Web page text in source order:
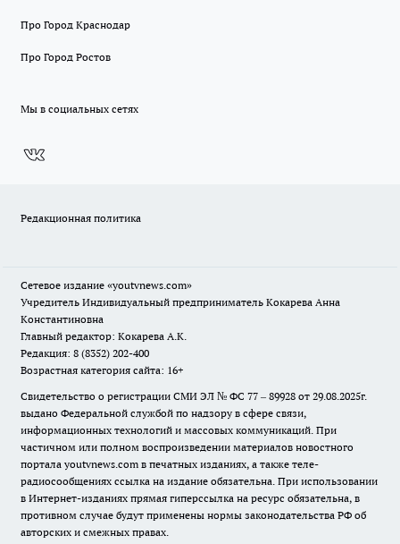
Про Город Краснодар
Про Город Ростов
Мы в социальных сетях
Редакционная политика
Сетевое издание «youtvnews.com»
Учредитель Индивидуальный предприниматель Кокарева Анна
Константиновна
Главный редактор: Кокарева А.К.
Редакция: 8 (8352) 202-400
Возрастная категория сайта: 16+
Свидетельство о регистрации СМИ ЭЛ № ФС 77 – 89928 от 29.08.2025г.
выдано Федеральной службой по надзору в сфере связи,
информационных технологий и массовых коммуникаций. При
частичном или полном воспроизведении материалов новостного
портала youtvnews.com в печатных изданиях, а также теле-
радиосообщениях ссылка на издание обязательна. При использовании
в Интернет-изданиях прямая гиперссылка на ресурс обязательна, в
противном случае будут применены нормы законодательства РФ об
авторских и смежных правах.